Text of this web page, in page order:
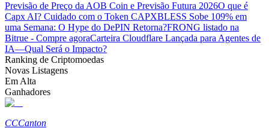
Até 65% de comissões!
Previsão de Preço da AOB Coin e Previsão Futura 2026O que é
Capx AI? Cuidado com o Token CAPXBLESS Sobe 109% em
uma Semana: O Hype do DePIN Retorna?FRONG listado na
Bitrue - Compre agoraCarteira Cloudflare Lançada para Agentes de
IA—Qual Será o Impacto?
Ranking de Criptomoedas
Novas Listagens
Em Alta
Ganhadores
CCCanton